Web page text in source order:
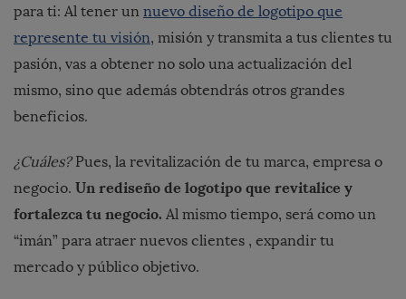
para ti: Al tener un nuevo diseño de logotipo que
represente tu visión, misión y transmita a tus clientes tu
pasión, vas a obtener no solo una actualización del
mismo, sino que además obtendrás otros grandes
beneficios.
¿Cuáles?Pues, la revitalización de tu marca, empresa o
negocio. Un rediseño de logotipo que revitalice y
fortalezca tu negocio. Al mismo tiempo, será como un
“imán” para atraer nuevos clientes , expandir tu
mercado y público objetivo.